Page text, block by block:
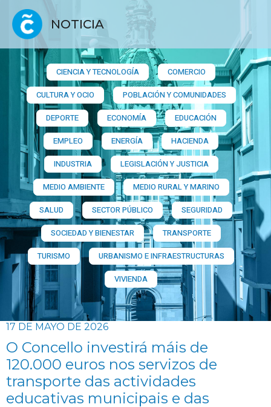
NOTICIA
CIENCIA Y TECNOLOGÍA
COMERCIO
CULTURA Y OCIO
POBLACIÓN Y COMUNIDADES
DEPORTE
ECONOMÍA
EDUCACIÓN
EMPLEO
ENERGÍA
HACIENDA
INDUSTRIA
LEGISLACIÓN Y JUSTICIA
MEDIO AMBIENTE
MEDIO RURAL Y MARINO
SALUD
SECTOR PÚBLICO
SEGURIDAD
SOCIEDAD Y BIENESTAR
TRANSPORTE
TURISMO
URBANISMO E INFRAESTRUCTURAS
VIVIENDA
17 DE MAYO DE 2026
O Concello investirá máis de
120.000 euros nos servizos de
transporte das actividades
educativas municipais e das